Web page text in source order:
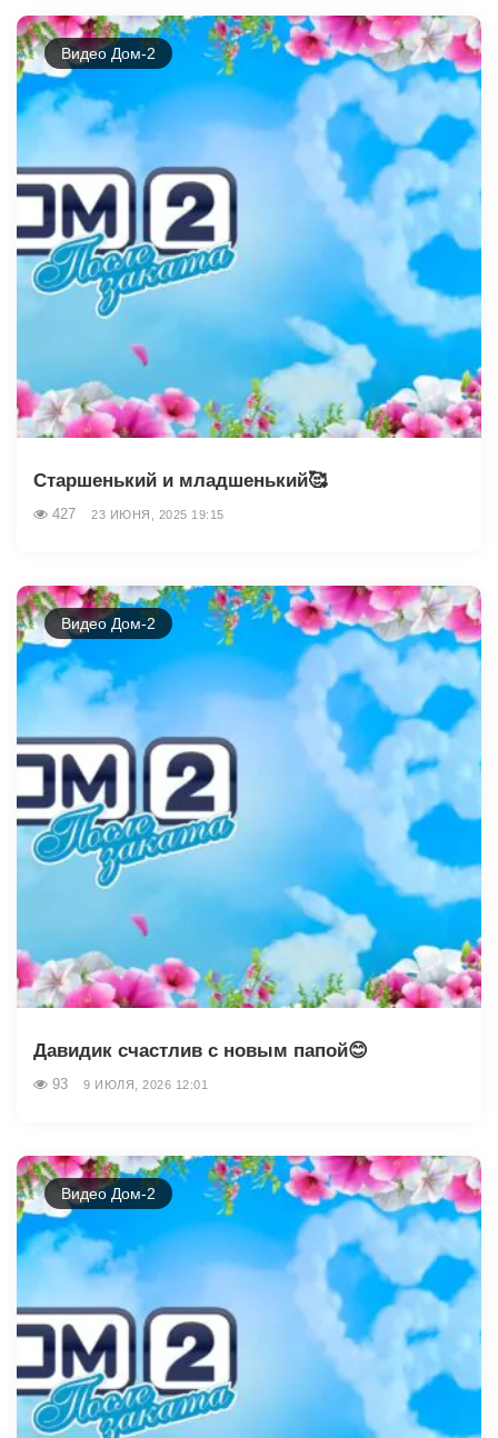
Видео Дом-2
Старшенький и младшенький🥰
427 23 ИЮНЯ, 2025 19:15
Видео Дом-2
Давидик счастлив с новым папой😊
93 9 ИЮЛЯ, 2026 12:01
Видео Дом-2